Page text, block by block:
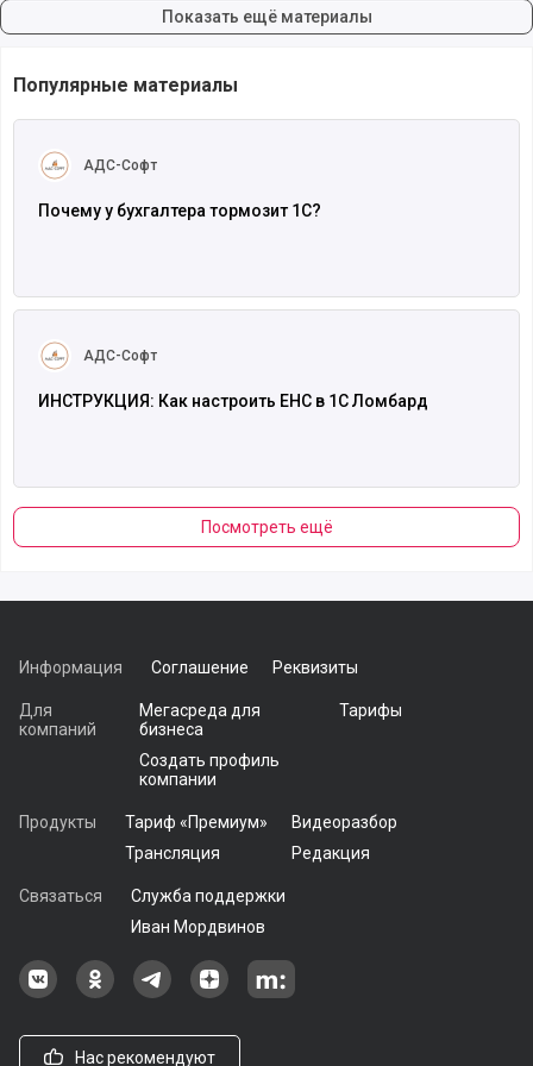
Показать ещё материалы
Популярные материалы
АДС-Софт
Почему у бухгалтера тормозит 1С?
АДС-Софт
ИНСТРУКЦИЯ: Как настроить ЕНС в 1С Ломбард
Посмотреть ещё
Информация Соглашение Реквизиты
Для
компаний
Мегасреда для
бизнеса
Тарифы
Создать профиль
компании
Продукты Тариф «Премиум»
Видеоразбор
Трансляция
Редакция
Связаться
Служба поддержки
Иван Мордвинов
Наша группа в ВКонтакте
Наша группа на Одноклассники[
Наша группа в Telegram
наш профиль на Дзен
Наш аккаунт на Мегасреде
Нас рекомендуют